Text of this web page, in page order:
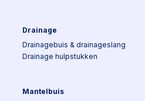
Drainage
Drainagebuis & drainageslang
Drainage hulpstukken
Mantelbuis